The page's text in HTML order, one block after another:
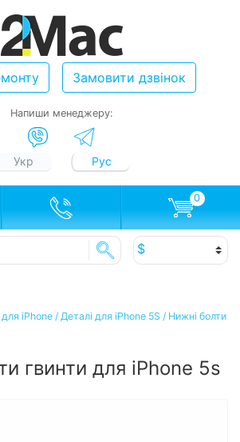
Замовити дзвінок
Напиши менеджеру:
Укр Рус
0
для iPhone / Деталі для iPhone 5S / Нижні болти
гвинти для iPhone 5s